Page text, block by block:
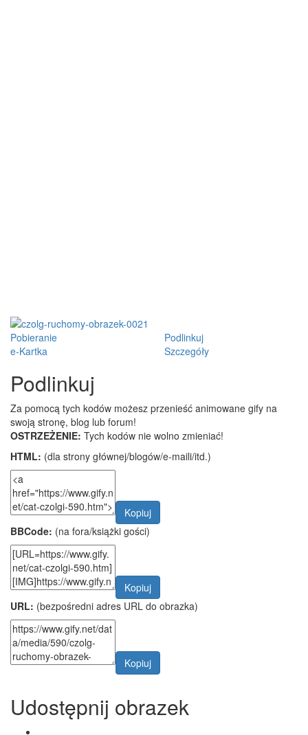
Pobieranie
Podlinkuj
e-Kartka
Szczegóły
Podlinkuj
Za pomocą tych kodów możesz przenieść animowane gify na
swoją stronę, blog lub forum!
OSTRZEŻENIE: Tych kodów nie wolno zmieniać!
HTML: (dla strony głównej/blogów/e-maili/itd.)
Kopiuj
BBCode: (na fora/książki gości)
Kopiuj
URL: (bezpośredni adres URL do obrazka)
Kopiuj
Udostępnij obrazek